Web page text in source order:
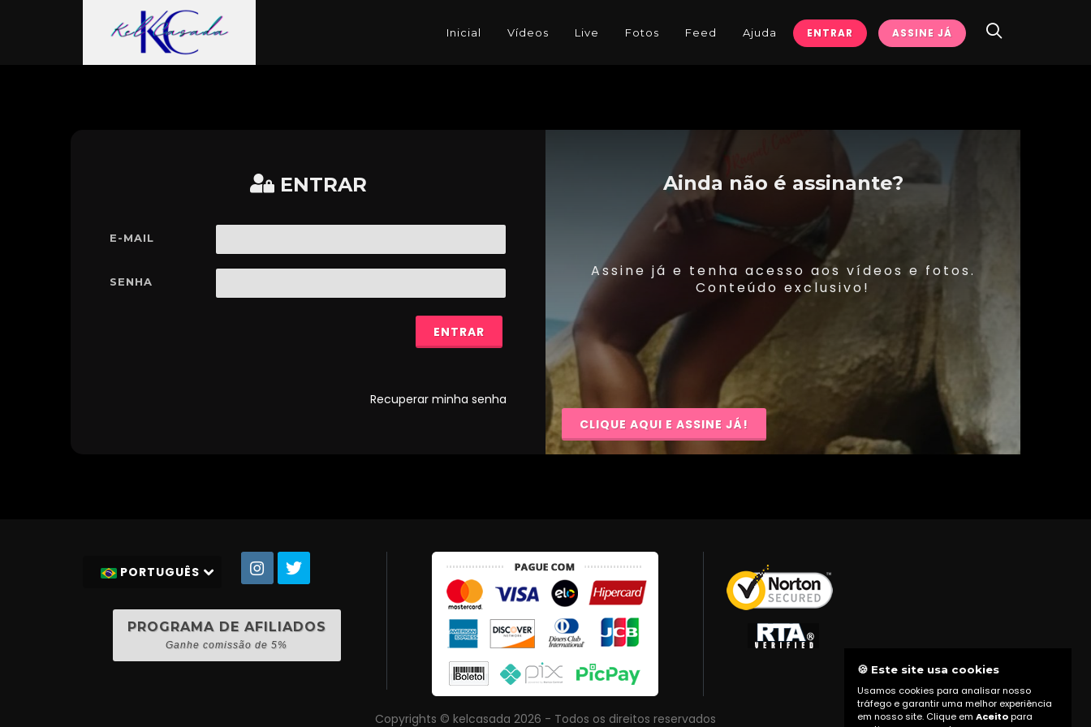
Inicial Vídeos Live Fotos Feed Ajuda ENTRAR ASSINE JÁ
ENTRAR
E-MAIL
SENHA
Recuperar minha senha
Ainda não é assinante?
Assine já e tenha acesso aos vídeos e fotos.
Conteúdo exclusivo!
CLIQUE AQUI E ASSINE JÁ!
PORTUGUÊS
PROGRAMA DE AFILIADOS
Ganhe comissão de 5%
Copyrights © kelcasada 2026 - Todos os direitos reservados
🍪 Este site usa cookies
Usamos cookies para analisar nosso
tráfego e garantir uma melhor experiência
em nosso site. Clique em Aceitopara